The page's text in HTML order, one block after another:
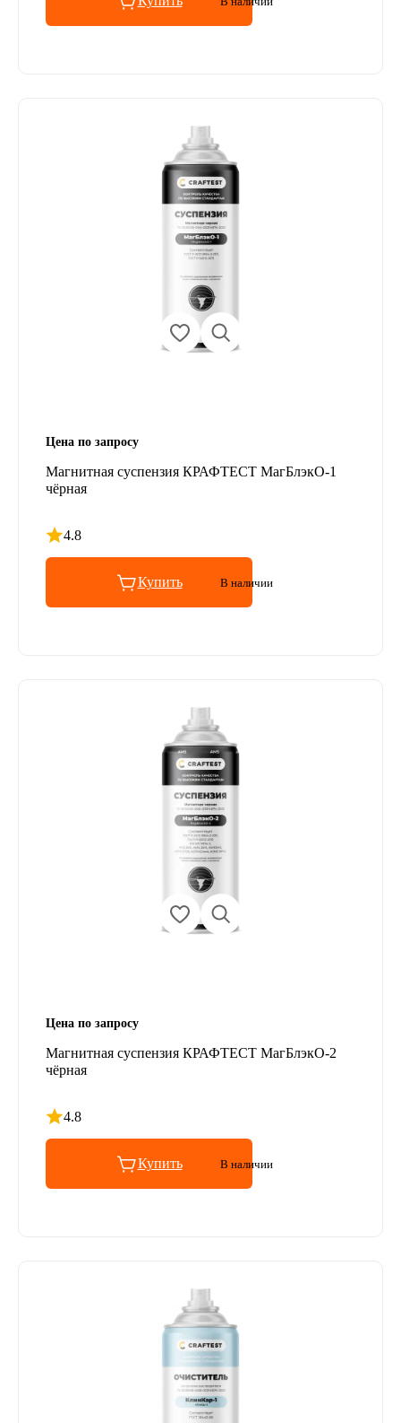
Цена по запросу
Магнитная суспензия КРАФТЕСТ МагБлэкО-1
чёрная
4.8
Рейтинг 4.8 из 5
Купить В наличии
Цена по запросу
Магнитная суспензия КРАФТЕСТ МагБлэкО-2
чёрная
4.8
Рейтинг 4.8 из 5
Купить В наличии